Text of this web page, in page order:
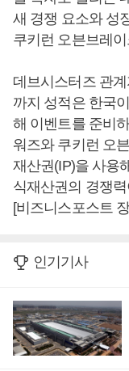
새 경쟁 요소와 성
쿠키런 오븐브레
데브시스터즈 관
까지 성적은 한국
해 이벤트를 준비
워즈와 쿠키런 오
재산권(IP)을 사용
식재산권의 경쟁
[비즈니스포스트
인기기사